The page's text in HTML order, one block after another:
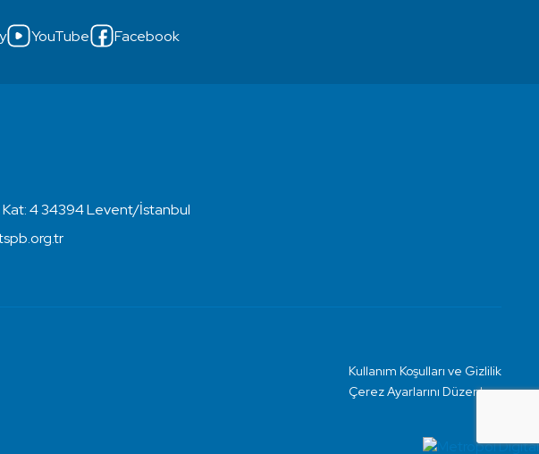
YouTube Facebook
Kat: 4 34394 Levent/İstanbul
Kullanım Koşulları ve Gizlilik
Çerez Ayarlarını Düzenle